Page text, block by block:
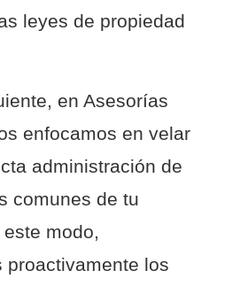
leyes de propiedad
en Asesorías
enfocamos en velar
administración de
comunes de tu
modo,
proactivamente los